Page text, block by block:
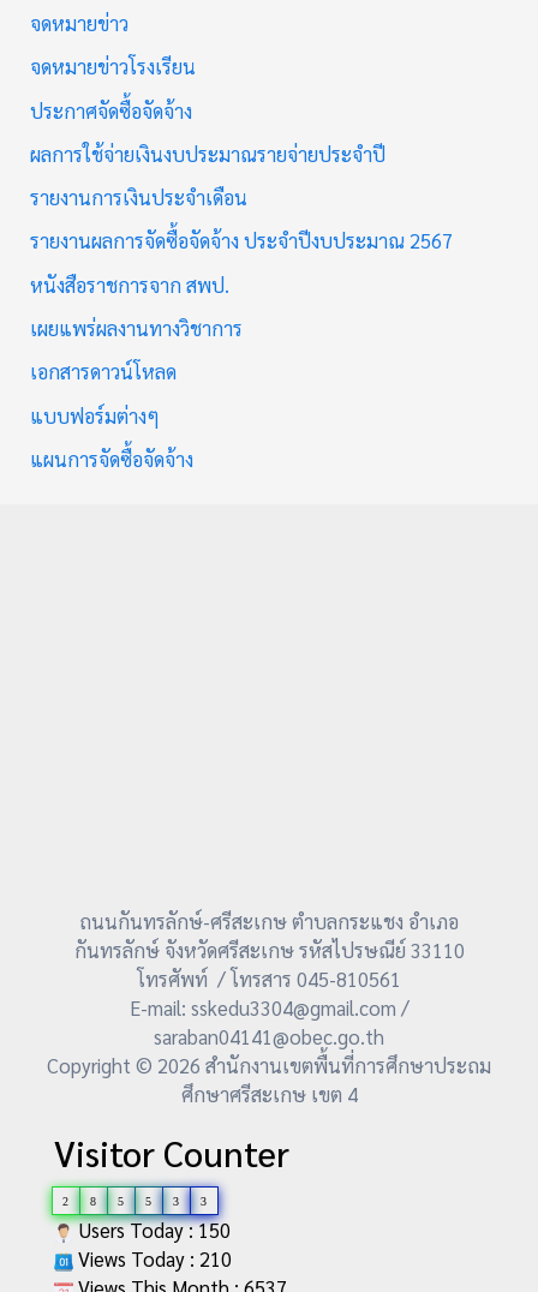
จดหมายข่าว
จดหมายข่าวโรงเรียน
ประกาศจัดซื้อจัดจ้าง
ผลการใช้จ่ายเงินงบประมาณรายจ่ายประจำปี
รายงานการเงินประจำเดือน
รายงานผลการจัดซื้อจัดจ้าง ประจำปีงบประมาณ 2567
หนังสือราชการจาก สพป.
เผยแพร่ผลงานทางวิชาการ
เอกสารดาวน์โหลด
แบบฟอร์มต่างๆ
แผนการจัดซื้อจัดจ้าง
ถนนกันทรลักษ์-ศรีสะเกษ ตำบลกระแชง อำเภอ
กันทรลักษ์ จังหวัดศรีสะเกษ รหัสไปรษณีย์ 33110
โทรศัพท์ / โทรสาร 045-810561
E-mail: sskedu3304@gmail.com /
saraban04141@obec.go.th
Copyright © 2026 สำนักงานเขตพื้นที่การศึกษาประถม
ศึกษาศรีสะเกษ เขต 4
Visitor Counter
2 8 5 5 3 3
Users Today : 150
Views Today : 210